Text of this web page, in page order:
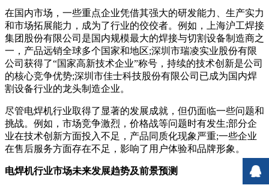
在国内市场，一些重点企业凭借其强大的研发能力、生产实力
和市场拓展能力，成为了行业的佼佼者。例如，上海沪工焊接
集团股份有限公司是国内规模最大的焊接与切割设备制造商之
一，产品远销全球多个国家和地区;深圳市瑞凌实业股份有限
公司获得了“国家高新技术企业”称号，持续的技术创新是公司
的核心竞争优势;深圳市佳士科技股份有限公司已成为国内焊
割设备行业的龙头制造企业。
尽管电焊机行业取得了显著的发展成就，但仍面临一些问题和
挑战。例如，市场竞争激烈，价格战等问题时有发生;部分企
业在技术创新方面投入不足，产品同质化现象严重;一些企业
在售后服务方面存在不足，影响了用户体验和品牌形象。
电焊机行业市场未来发展趋势及前景预测